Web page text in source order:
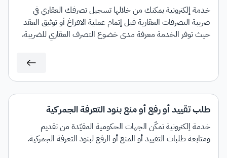
خدمة إلكترونية يمكنك من خلالها تسجيل تصرفك العقاري في
ضريبة التصرفات العقارية قبل إتمام عملية الافراغ أو توثيق العقد
حيث توفر الخدمة معرفة مدى خضوع التصرف العقاري للضريبة،
طلب تقييد أو رفع أو منع بنود التعرفة الجمركية
خدمة إلكترونية تمكّن الجهات الحكومية المقيّدة من تقديم
ومتابعة طلبات التقييد أو المنع أو الرفع لبنود التعرفة الجمركية.